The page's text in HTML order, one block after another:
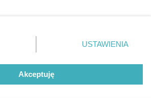
18.05.2026 21:30
Odpowiedz
przycisk ustawień prywatności
dolnym rogu strony
. Niektóre
prawo sprzeciwić się takiemu
będą miały zastosowania tylko
USTAWIENIA
Akceptuję